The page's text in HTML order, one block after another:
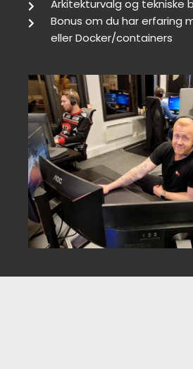
Arkitekturvalg og tekniske
Bonus om du har erfaring
eller Docker/containers